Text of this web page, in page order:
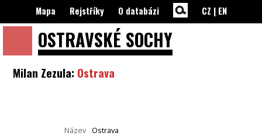
OSTRAVSKÉ SOCHY
Mapa Rejstříky O databázi CZ | EN
Milan Zezula: Ostrava
Název Ostrava